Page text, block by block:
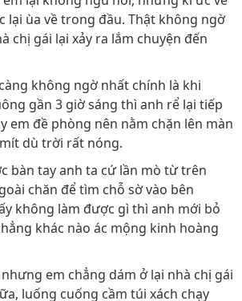
lại ùa về trong đầu. Thật không ngờ
chị gái lại xảy ra lắm chuyện đến
không ngờ nhất chính là khi
gần 3 giờ sáng thì anh rể lại tiếp
em đề phòng nên nằm chặn lên màn
dù trời rất nóng.
bàn tay anh ta cứ lần mò từ trên
chăn để tìm chỗ sờ vào bên
không làm được gì thì anh mới bỏ
khác nào ác mộng kinh hoàng
em chẳng dám ở lại nhà chị gái
luống cuống cầm túi xách chạy